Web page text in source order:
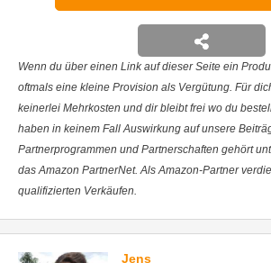
Wenn du über einen Link auf dieser Seite ein
oftmals eine kleine Provision als Vergütung. Für
keinerlei Mehrkosten und dir bleibt frei wo du
haben in keinem Fall Auswirkung auf unsere
Partnerprogrammen und Partnerschaften gehört
das Amazon PartnerNet. Als Amazon-Partner
qualifizierten Verkäufen.
Jens